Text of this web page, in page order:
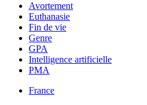
Avortement
Euthanasie
Fin de vie
Genre
GPA
Intelligence artificielle
PMA
France